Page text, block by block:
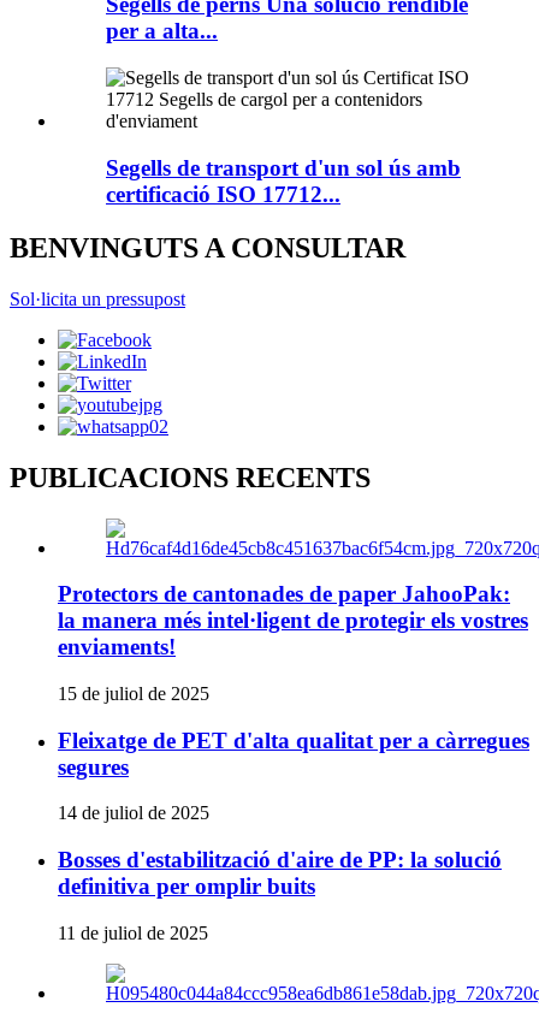
per a alta...
Segells de transport d'un sol ús amb
certificació ISO 17712...
BENVINGUTS A CONSULTAR
Sol·licita un pressupost
PUBLICACIONS RECENTS
Protectors de cantonades de paper JahooPak:
la manera més intel·ligent de protegir els vostres
enviaments!
15 de juliol de 2025
Fleixatge de PET d'alta qualitat per a càrregues
segures
14 de juliol de 2025
Bosses d'estabilització d'aire de PP: la solució
definitiva per omplir buits
11 de juliol de 2025